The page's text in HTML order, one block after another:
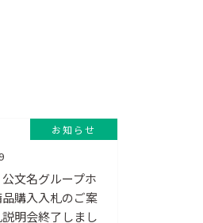
お知らせ
文名グループホ
購入入札のご案
明会終了しまし